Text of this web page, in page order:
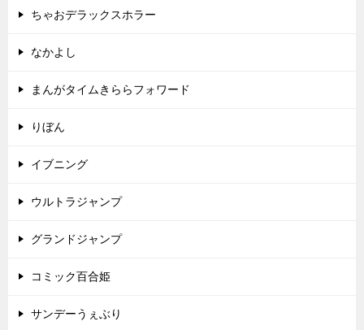
ちゃおデラックスホラー
なかよし
まんがタイムきららフォワード
りぼん
イブニング
ウルトラジャンプ
グランドジャンプ
コミック百合姫
サンデーうぇぶり